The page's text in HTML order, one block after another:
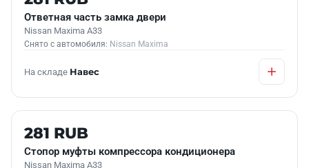
Ответная часть замка двери
Nissan Maxima A33
Снято с автомобиля: Nissan Maxima
На складе Навес
Б/У В НАЛИЧИИ
281 RUB
Стопор муфты компрессора кондиционера
Nissan Maxima A33